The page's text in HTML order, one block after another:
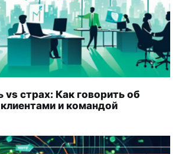
vs страх: Как говорить об
и командой